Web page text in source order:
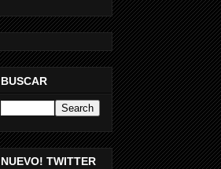
BUSCAR
NUEVO! TWITTER